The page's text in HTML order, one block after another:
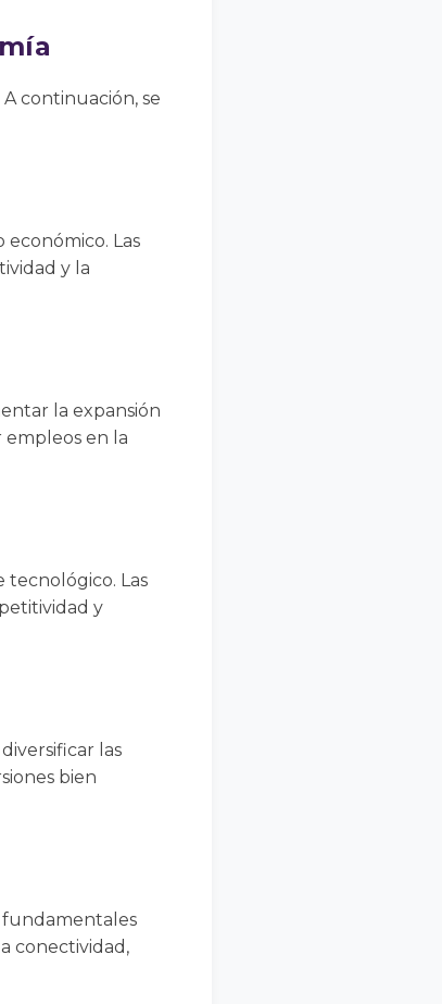
continuación, se
Las
y la
la expansión
en la
tecnológico. Las
y
las
bien
fundamentales
conectividad,